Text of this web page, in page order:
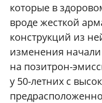
которые в
вроде жесткой
конструкций из
изменения
на позитрон-
у 50-летних с